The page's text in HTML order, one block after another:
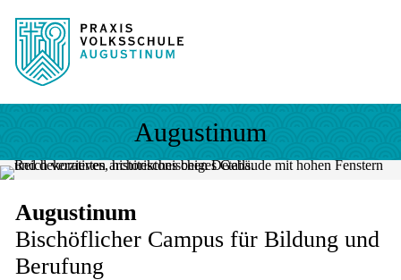
Sprung zum Hauptinhalt
Sprung zur Fusszeile
Augustinum
Augustinum
Bischöflicher Campus für Bildung und
Berufung